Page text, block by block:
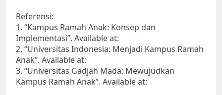
Referensi:
1. “Kampus Ramah Anak: Konsep dan
Implementasi”. Available at:
2. “Universitas Indonesia: Menjadi Kampus Ramah
Anak”. Available at:
3. “Universitas Gadjah Mada: Mewujudkan
Kampus Ramah Anak”. Available at: